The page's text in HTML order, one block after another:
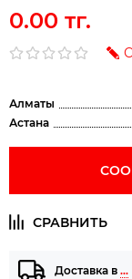
0.00 тг.
Алматы
Астана
Доставка в …